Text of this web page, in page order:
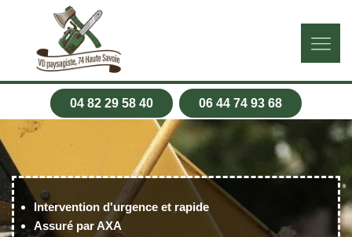
04 82 29 58 40 06 44 74 93 68
Intervention d'urgence et rapide
Assuré par AXA